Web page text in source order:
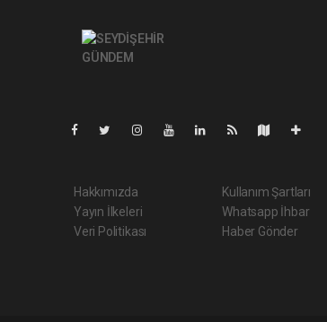
Hakkımızda
Yayın İlkeleri
Veri Politikası
Kullanım Şartları
Whatsapp İhbar
Haber Gönder